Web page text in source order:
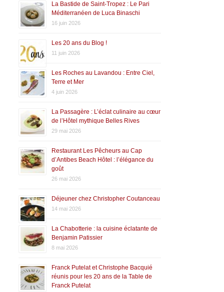
La Bastide de Saint-Tropez : Le Pari
Méditerranéen de Luca Binaschi
16 juin 2026
Les 20 ans du Blog !
11 juin 2026
Les Roches au Lavandou : Entre Ciel,
Terre et Mer
4 juin 2026
La Passagère : L’éclat culinaire au cœur
de l’Hôtel mythique Belles Rives
29 mai 2026
Restaurant Les Pêcheurs au Cap
d’Antibes Beach Hôtel : l’élégance du
goût
26 mai 2026
Déjeuner chez Christopher Coutanceau
14 mai 2026
La Chabotterie : la cuisine éclatante de
Benjamin Patissier
8 mai 2026
Franck Putelat et Christophe Bacquié
réunis pour les 20 ans de la Table de
Franck Putelat